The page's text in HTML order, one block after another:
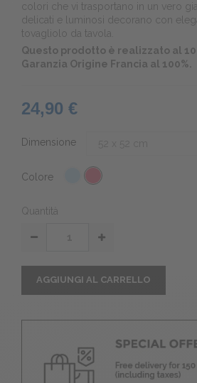
colori che vi trasportano in un vero
delicati e luminosi decorano con
tovagliolo da tavola.
Questo prodotto è realizzato al
Garanzia Origine Francia al 100%.
24,90 €
Dimensione
Colore
Quantità
AGGIUNGI AL CARRELLO